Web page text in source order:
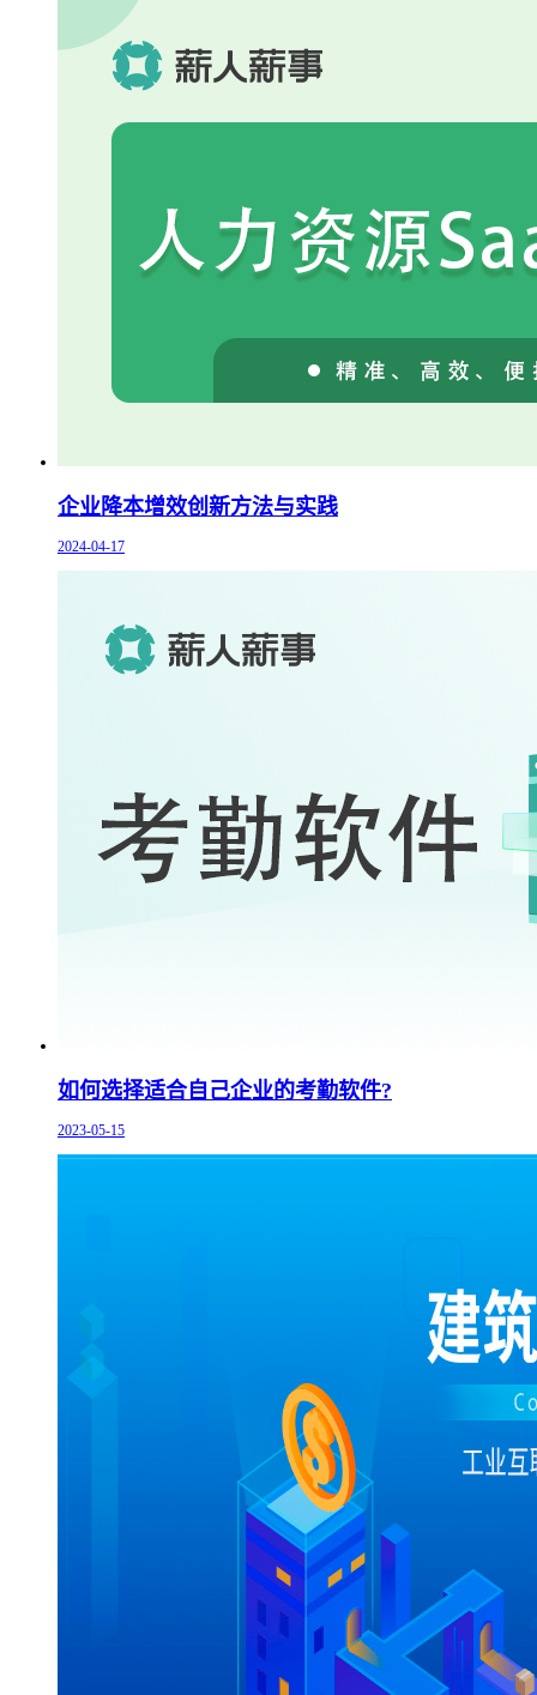
企业降本增效创新方法与实践
2024-04-17
如何选择适合自己企业的考勤软件?
2023-05-15